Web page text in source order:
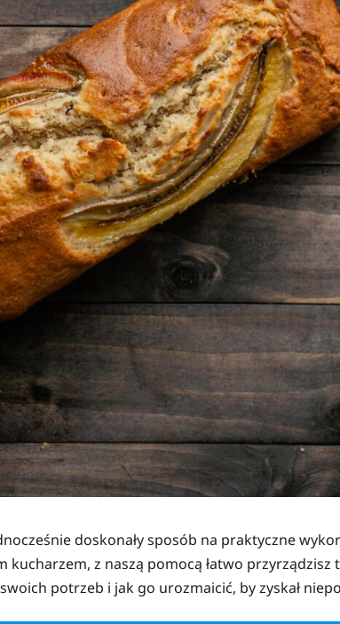
doskonały sposób na praktyczne
z naszą pomocą łatwo przyrządzisz
potrzeb i jak go urozmaicić, by zyskał